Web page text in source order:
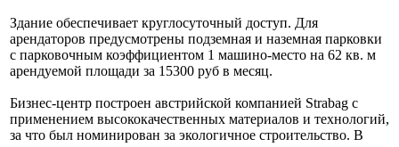
Здание обеспечивает круглосуточный доступ. Для
арендаторов предусмотрены подземная и наземная парковки
с парковочным коэффициентом 1 машино-место на 62 кв. м
арендуемой площади за 15300 руб в месяц.
Бизнес-центр построен австрийской компанией Strabag с
применением высококачественных материалов и технологий,
за что был номинирован за экологичное строительство. В